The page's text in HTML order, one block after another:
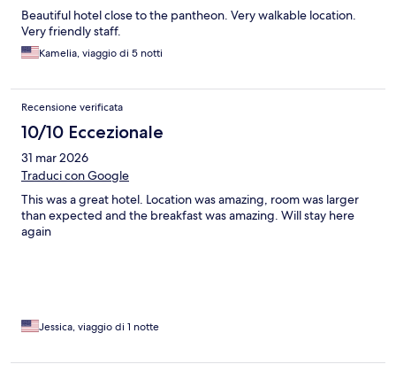
Beautiful hotel close to the pantheon. Very walkable location.
Very friendly staff.
Kamelia, viaggio di 5 notti
Recensione verificata
10/10 Eccezionale
31 mar 2026
Traduci con Google
This was a great hotel. Location was amazing, room was larger
than expected and the breakfast was amazing. Will stay here
again
Jessica, viaggio di 1 notte